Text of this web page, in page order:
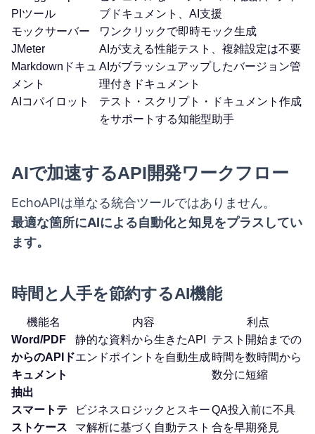
PIツール
ブドキュメント、AI支援
モックサーバー
ワンクリックで即時モック生成
JMeter
AIが支える性能テスト、複雑設定は不要
Markdownドキュ
メント
AIがブラッシュアップしたバージョン管
理付きドキュメント
AIコパイロット
テスト・スクリプト・ドキュメント作成
をサポートする知能型助手
AIで加速するAPI開発ワークフロー
EchoAPIは単なる統合ツールではありません。
最適な箇所にAIによる自動化と知見をプラスしてい
ます。
時間と人手を節約するAI機能
機能名 内容
利点
Word/PDF
からのAPIド
キュメント
抽出
静的な資料から生きたAPI
エンドポイントを自動生成
テスト開始までの
時間を数時間から
数分に短縮
スマートテ
ストケース
ビジネスロジックとスキー
マ解析に基づく自動テスト
QA投入前に不具
合を早期発見